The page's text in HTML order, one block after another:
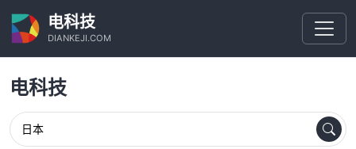
电科技
DIANKEJI.COM
电科技